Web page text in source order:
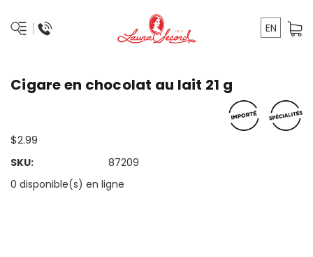
EN
Cigare en chocolat au lait 21 g
$2.99
SKU:
87209
0 disponible(s) en ligne